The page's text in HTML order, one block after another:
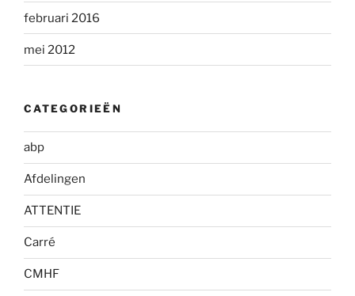
februari 2016
mei 2012
CATEGORIEËN
abp
Afdelingen
ATTENTIE
Carré
CMHF